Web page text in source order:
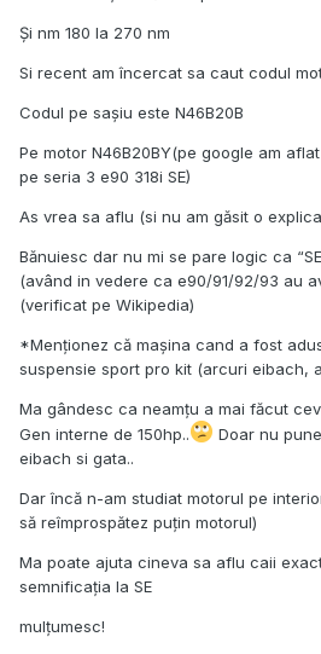
Și nm 180 la 270 nm
Si recent am încercat sa caut codul
Codul pe sașiu este N46B20B
Pe motor N46B20BY(pe google am
pe seria 3 e90 318i SE)
As vrea sa aflu (si nu am găsit o
Bănuiesc dar nu mi se pare logic ca
(având in vedere ca e90/91/92/93 au
(verificat pe Wikipedia)
*Menționez că mașina cand a fost
suspensie sport pro kit (arcuri eibach,
Ma gândesc ca neamțu a mai făcut
Gen interne de 150hp..
Doar nu
eibach si gata..
Dar încă n-am studiat motorul pe
să reîmprospătez puțin motorul)
Ma poate ajuta cineva sa aflu caii
semnificația la SE
mulțumesc!